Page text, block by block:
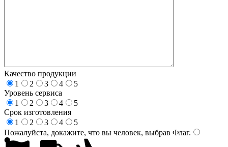
Качество продукции
1
2 3 4
5
Уровень сервиса
1
2 3 4
5
Срок изготовления
1
2 3 4
5
Пожалуйста, докажите, что вы человек, выбрав Флаг.